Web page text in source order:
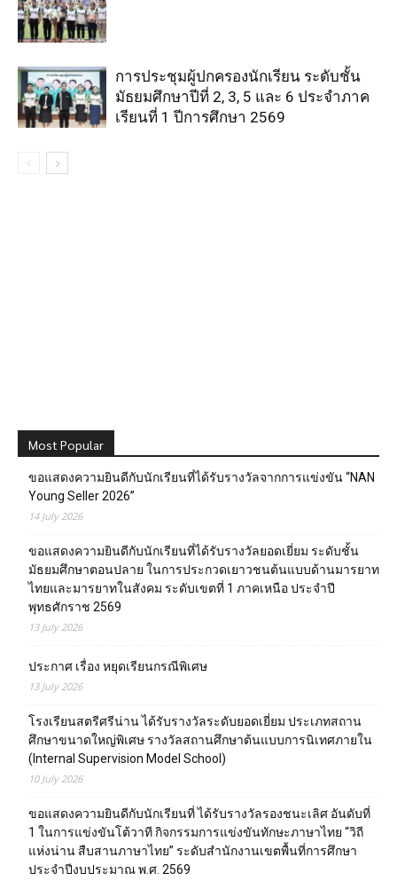
การประชุมผู้ปกครองนักเรียน ระดับชั้น
มัธยมศึกษาปีที่ 2, 3, 5 และ 6 ประจำภาค
เรียนที่ 1 ปีการศึกษา 2569
Most Popular
ขอแสดงความยินดีกับนักเรียนที่ได้รับรางวัลจากการแข่งขัน “NAN
Young Seller 2026”
14 July 2026
ขอแสดงความยินดีกับนักเรียนที่ได้รับรางวัลยอดเยี่ยม ระดับชั้น
มัธยมศึกษาตอนปลาย ในการประกวดเยาวชนต้นแบบด้านมารยาท
ไทยและมารยาทในสังคม ระดับเขตที่ 1 ภาคเหนือ ประจำปี
พุทธศักราช 2569
13 July 2026
ประกาศ เรื่อง หยุดเรียนกรณีพิเศษ
13 July 2026
โรงเรียนสตรีศรีน่าน ได้รับรางวัลระดับยอดเยี่ยม ประเภทสถาน
ศึกษาขนาดใหญ่พิเศษ รางวัลสถานศึกษาต้นแบบการนิเทศภายใน
(Internal Supervision Model School)
10 July 2026
ขอแสดงความยินดีกับนักเรียนที่ ได้รับรางวัลรองชนะเลิศ อันดับที่
1 ในการแข่งขันโต้วาที กิจกรรมการแข่งขันทักษะภาษาไทย “วิถี
แห่งน่าน สืบสานภาษาไทย” ระดับสำนักงานเขตพื้นที่การศึกษา
ประจำปีงบประมาณ พ.ศ. 2569